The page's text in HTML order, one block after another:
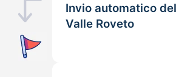
Invio automatico
Valle Roveto